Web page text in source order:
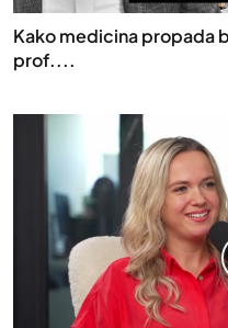
Kako medicina propada
prof....